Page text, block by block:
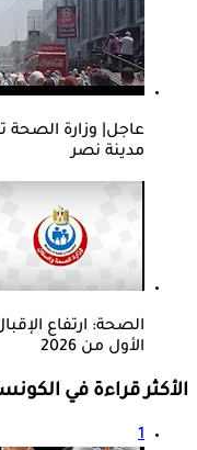
عاجل| وزارة الصحة
مدينة نصر
الأول من 2026
الأكثر قراءة في
1